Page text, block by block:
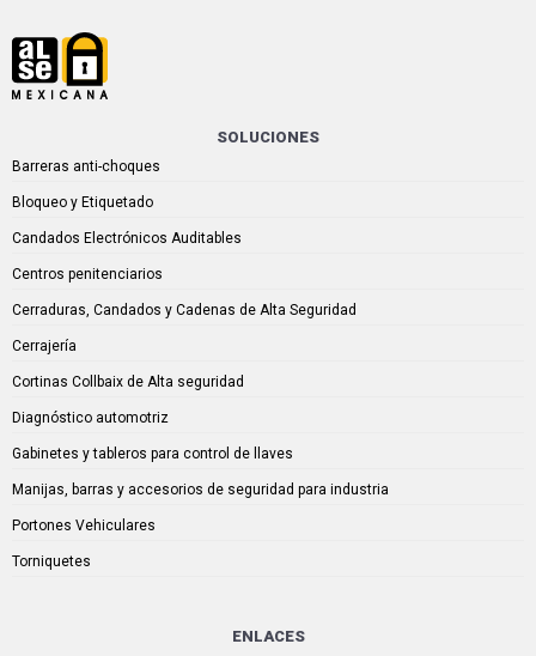
SOLUCIONES
Barreras anti-choques
Bloqueo y Etiquetado
Candados Electrónicos Auditables
Centros penitenciarios
Cerraduras, Candados y Cadenas de Alta Seguridad
Cerrajería
Cortinas Collbaix de Alta seguridad
Diagnóstico automotriz
Gabinetes y tableros para control de llaves
Manijas, barras y accesorios de seguridad para industria
Portones Vehiculares
Torniquetes
ENLACES